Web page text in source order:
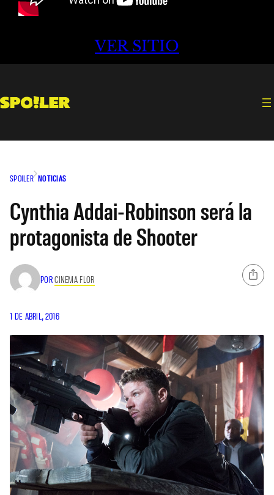
VER SITIO
SPOILER NOTICIAS
Cynthia Addai-Robinson será la
protagonista de Shooter
PORCINEMA FLOR
1 DE ABRIL, 2016